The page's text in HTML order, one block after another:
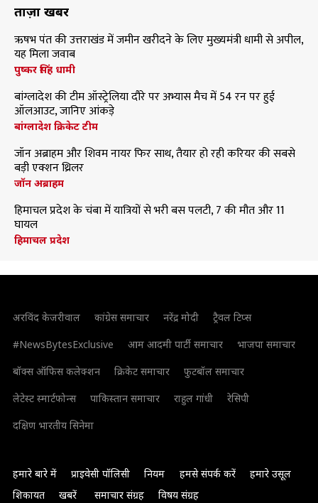
ताज़ा खबरें
ऋषभ पंत की उत्तराखंड में जमीन खरीदने के लिए मुख्यमंत्री धामी से अपील,
यह मिला जवाब
पुष्कर सिंह धामी
बांग्लादेश की टीम ऑस्ट्रेलिया दौरे पर अभ्यास मैच में 54 रन पर हुई
ऑलआउट, जानिए आंकड़े
बांग्लादेश क्रिकेट टीम
जॉन अब्राहम और शिवम नायर फिर साथ, तैयार हो रही करियर की सबसे
बड़ी एक्शन थ्रिलर
जॉन अब्राहम
हिमाचल प्रदेश के चंबा में यात्रियों से भरी बस पलटी, 7 की मौत और 11
घायल
हिमाचल प्रदेश
अरविंद केजरीवाल कांग्रेस समाचार नरेंद्र मोदी
ट्रैवल टिप्स
#NewsBytesExclusive
आम आदमी पार्टी समाचार
भाजपा समाचार
बॉक्स ऑफिस कलेक्शन
क्रिकेट समाचार
फुटबॉल समाचार
लेटेस्ट स्मार्टफोन्स
पाकिस्तान समाचार राहुल गांधी
रेसिपी
दक्षिण भारतीय सिनेमा
हमारे बारे में प्राइवेसी पॉलिसी नियम हमसे संपर्क करें
हमारे उसूल
शिकायत
खबरें समाचार संग्रह विषय संग्रह